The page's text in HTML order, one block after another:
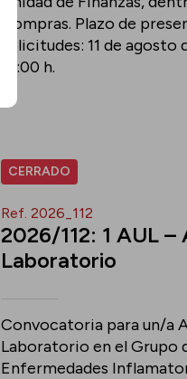
Compras. Plazo de
solicitudes: 11 de agosto
15:00 h.
CERRADO
Ref. 2026_112
2026/112: 1 AUL –
Laboratorio
Convocatoria para un/a
Laboratorio en el Grupo
Enfermedades